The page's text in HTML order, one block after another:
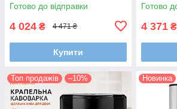
Готово до відправки
4 024 ₴ 4 471 ₴
Купити
Готово
4 371 ₴
Топ продажів –10% Новинка